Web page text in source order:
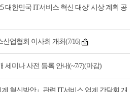
대한민국 IT서비스 혁신 대상' 시상 계획 공
산업협회 이사회 개최(7/16)
세미나 사전 등록 안내(~7/7)(마감)
계 혁신방안』관련 IT서비스 업계 간담회 개